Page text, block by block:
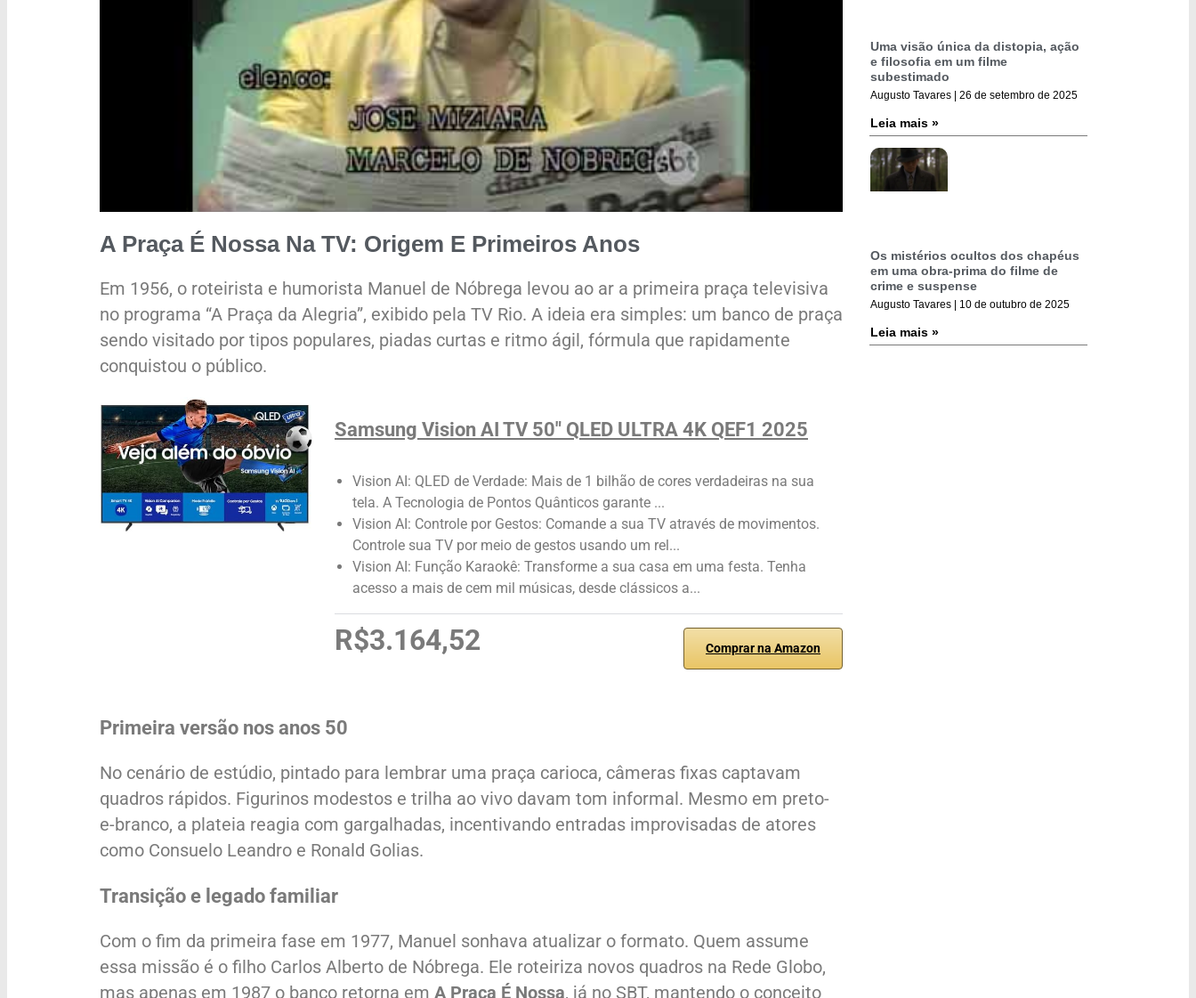
A Praça É Nossa Na TV: Origem E Primeiros Anos
Em 1956, o roteirista e humorista Manuel de Nóbrega levou ao ar a primeira praça televisiva
no programa “A Praça da Alegria”, exibido pela TV Rio. A ideia era simples: um banco de praça
sendo visitado por tipos populares, piadas curtas e ritmo ágil, fórmula que rapidamente
conquistou o público.
Samsung Vision AI TV 50" QLED ULTRA 4K QEF1 2025
Vision AI: QLED de Verdade: Mais de 1 bilhão de cores verdadeiras na sua
tela. A Tecnologia de Pontos Quânticos garante ...
Vision AI: Controle por Gestos: Comande a sua TV através de movimentos.
Controle sua TV por meio de gestos usando um rel...
Vision AI: Função Karaokê: Transforme a sua casa em uma festa. Tenha
acesso a mais de cem mil músicas, desde clássicos a...
R$3.164,52 Comprar na Amazon
Primeira versão nos anos 50
No cenário de estúdio, pintado para lembrar uma praça carioca, câmeras fixas captavam
quadros rápidos. Figurinos modestos e trilha ao vivo davam tom informal. Mesmo em preto-
e-branco, a plateia reagia com gargalhadas, incentivando entradas improvisadas de atores
como Consuelo Leandro e Ronald Golias.
Transição e legado familiar
Com o fim da primeira fase em 1977, Manuel sonhava atualizar o formato. Quem assume
essa missão é o filho Carlos Alberto de Nóbrega. Ele roteiriza novos quadros na Rede Globo,
mas apenas em 1987 o banco retorna em A Praça É Nossa, já no SBT, mantendo o conceito
Uma visão única da distopia, ação
e filosofia em um filme
subestimado
Augusto Tavares 26 de setembro de 2025
Leia mais »
Os mistérios ocultos dos chapéus
em uma obra-prima do filme de
crime e suspense
Augusto Tavares 10 de outubro de 2025
Leia mais »